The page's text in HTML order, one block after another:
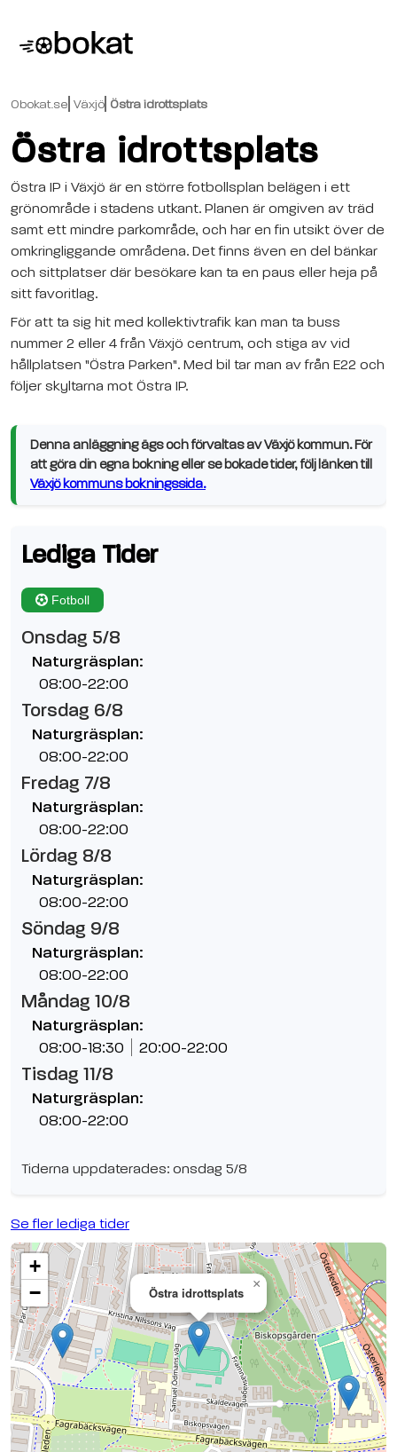
Obokat.se Växjö Östra idrottsplats
Östra idrottsplats
Östra IP i Växjö är en större fotbollsplan belägen i ett
grönområde i stadens utkant. Planen är omgiven av träd
samt ett mindre parkområde, och har en fin utsikt över de
omkringliggande områdena. Det finns även en del bänkar
och sittplatser där besökare kan ta en paus eller heja på
sitt favoritlag.
För att ta sig hit med kollektivtrafik kan man ta buss
nummer 2 eller 4 från Växjö centrum, och stiga av vid
hållplatsen "Östra Parken". Med bil tar man av från E22 och
följer skyltarna mot Östra IP.
Denna anläggning ägs och förvaltas av Växjö kommun. För
att göra din egna bokning eller se bokade tider, följ länken till
Växjö kommuns bokningssida.
Lediga Tider
Fotboll
Onsdag 5/8
Naturgräsplan:
08:00-22:00
Torsdag 6/8
Naturgräsplan:
08:00-22:00
Fredag 7/8
Naturgräsplan:
08:00-22:00
Lördag 8/8
Naturgräsplan:
08:00-22:00
Söndag 9/8
Naturgräsplan:
08:00-22:00
Måndag 10/8
Naturgräsplan:
08:00-18:30 20:00-22:00
Tisdag 11/8
Naturgräsplan:
08:00-22:00
Tiderna uppdaterades: onsdag 5/8
Se fler lediga tider
Östra idrottsplats
×
+
−